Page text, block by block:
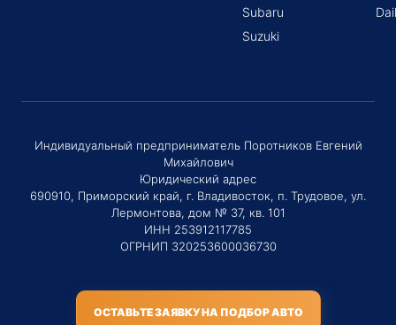
Subaru
Suzuki
Индивидуальный предприниматель Поротников Евгений
Михайлович
Юридический адрес
690910, Приморский край, г. Владивосток, п. Трудовое, ул.
Лермонтова, дом № 37, кв. 101
ИНН 253912117785
ОГРНИП 320253600036730
ОСТАВЬТЕ ЗАЯВКУ НА ПОДБОР АВТО